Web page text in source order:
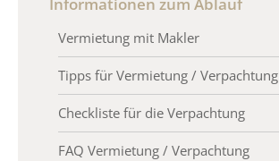
Informationen zum Ablauf
Vermietung mit Makler
Tipps für Vermietung / Verpachtung
Checkliste für die Verpachtung
FAQ Vermietung / Verpachtung